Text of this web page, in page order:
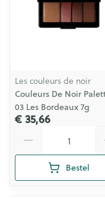
Les couleurs de noir
Couleurs De Noir
03 Les Bordeaux 7g
€ 35,66
Bestel